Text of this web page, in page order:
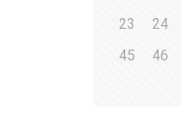
23
24
45
46